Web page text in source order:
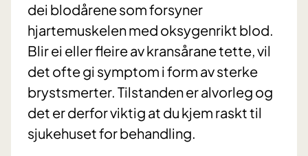
dei blodårene som forsyner
hjartemuskelen med oksygenrikt blod.
Blir ei eller fleire av kransårane tette, vil
det ofte gi symptom i form av sterke
brystsmerter. Tilstanden er alvorleg og
det er derfor viktig at du kjem raskt til
sjukehuset for behandling.